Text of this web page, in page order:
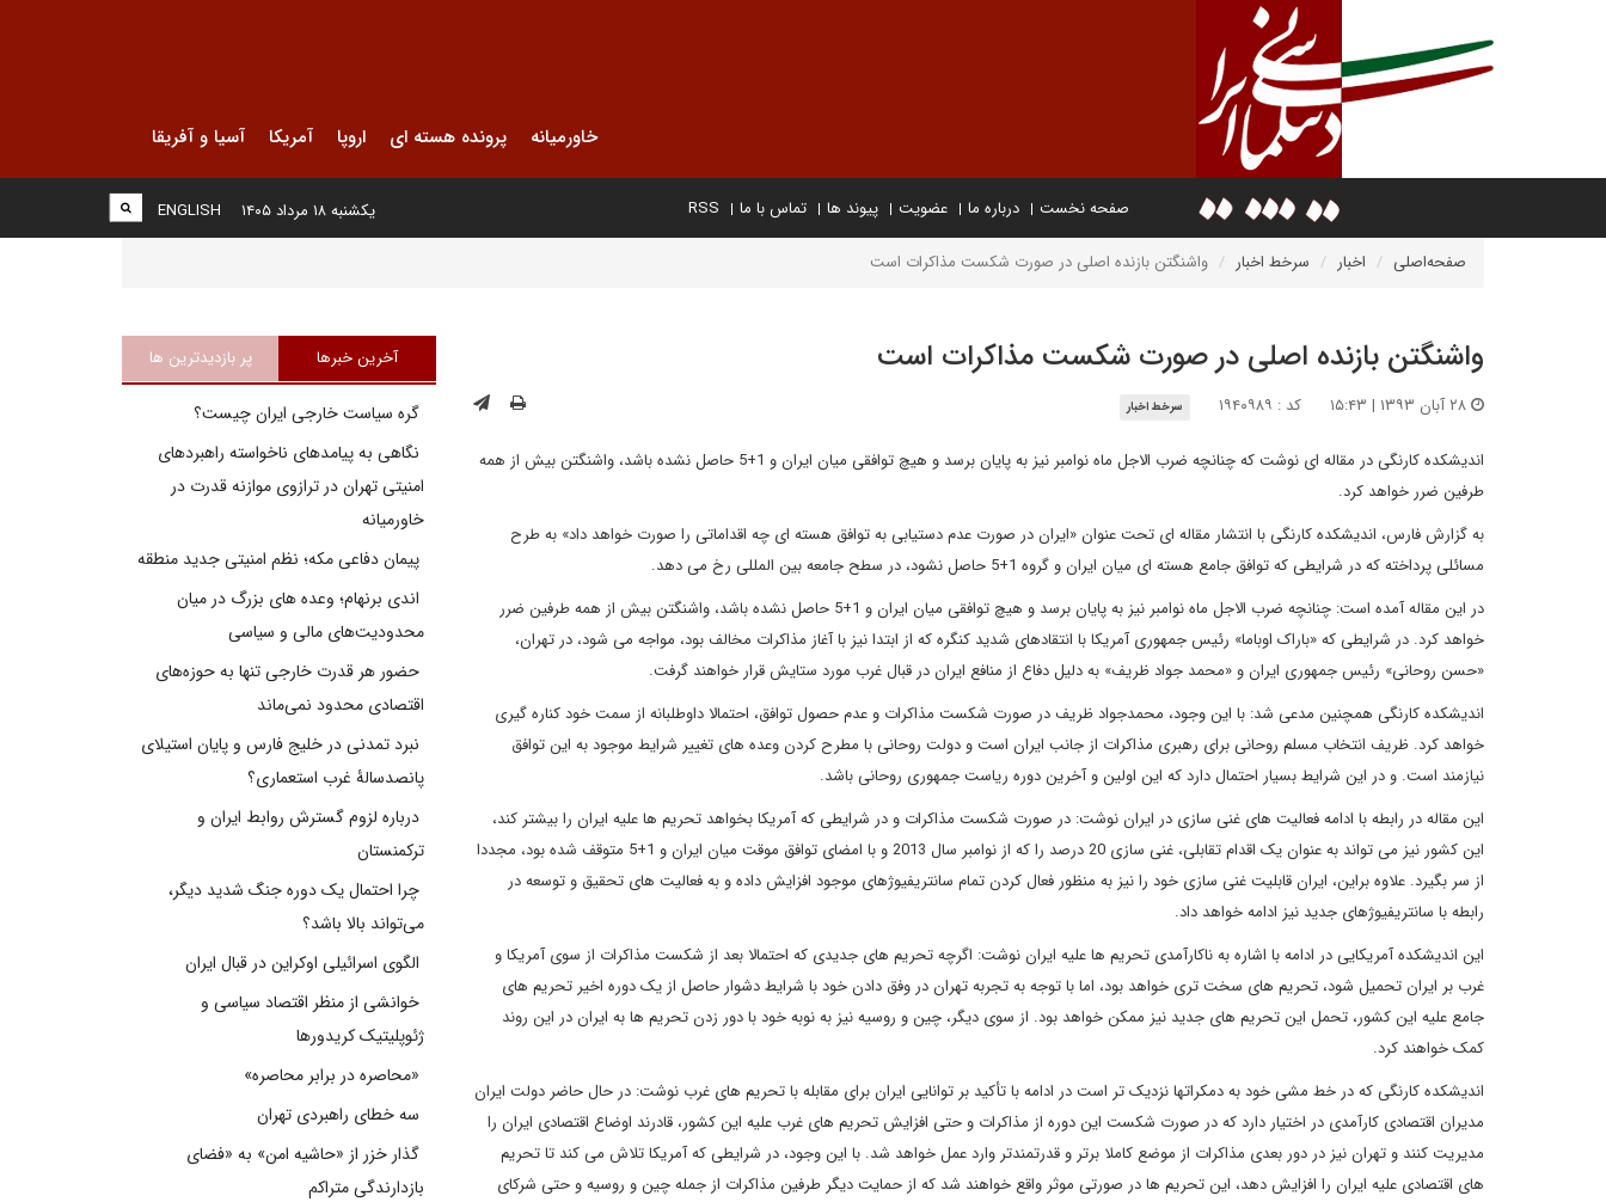
خاورمیانه پرونده هسته ای اروپا آمریکا آسیا و آفریقا
صفحه نخست درباره ما عضویت پیوند ها تماس با ما RSS
ENGLISH یکشنبه ۱۸ مرداد ۱۴۰۵
صفحه‌اصلی اخبار سرخط اخبار واشنگتن بازنده اصلی در صورت شکست مذاکرات است
واشنگتن بازنده اصلی در صورت شکست مذاکرات است
کد : ۱۹۴۰۹۸۹ سرخط اخبار
اندیشکده کارنگی در مقاله ای نوشت که چنانچه ضرب الاجل ماه نوامبر نیز به پایان برسد و هیچ توافقی میان ایران و 1+5 حاصل نشده باشد، واشنگتن بیش از همه
طرفین ضرر خواهد کرد.
به گزارش فارس، اندیشکده کارنگی با انتشار مقاله ای تحت عنوان «ایران در صورت عدم دستیابی به توافق هسته ای چه اقداماتی را صورت خواهد داد» به طرح
مسائلی پرداخته که در شرایطی که توافق جامع هسته ای میان ایران و گروه 1+5 حاصل نشود، در سطح جامعه بین المللی رخ می دهد.
در این مقاله آمده است: چنانچه ضرب الاجل ماه نوامبر نیز به پایان برسد و هیچ توافقی میان ایران و 1+5 حاصل نشده باشد، واشنگتن بیش از همه طرفین ضرر
خواهد کرد. در شرایطی که «باراک اوباما» رئیس جمهوری آمریکا با انتقادهای شدید کنگره که از ابتدا نیز با آغاز مذاکرات مخالف بود، مواجه می شود، در تهران،
«حسن روحانی» رئیس جمهوری ایران و «محمد جواد ظریف» به دلیل دفاع از منافع ایران در قبال غرب مورد ستایش قرار خواهند گرفت.
اندیشکده کارنگی همچنین مدعی شد: با این وجود، محمدجواد ظریف در صورت شکست مذاکرات و عدم حصول توافق، احتمالا داوطلبانه از سمت خود کناره گیری
خواهد کرد. ظریف انتخاب مسلم روحانی برای رهبری مذاکرات از جانب ایران است و دولت روحانی با مطرح کردن وعده های تغییر شرایط موجود به این توافق
نیازمند است. و در این شرایط بسیار احتمال دارد که این اولین و آخرین دوره ریاست جمهوری روحانی باشد.
این مقاله در رابطه با ادامه فعالیت های غنی سازی در ایران نوشت: در صورت شکست مذاکرات و در شرایطی که آمریکا بخواهد تحریم ها علیه ایران را بیشتر کند،
این کشور نیز می تواند به عنوان یک اقدام تقابلی، غنی سازی 20 درصد را که از نوامبر سال 2013 و با امضای توافق موقت میان ایران و 1+5 متوقف شده بود، مجددا
از سر بگیرد. علاوه براین، ایران قابلیت غنی سازی خود را نیز به منظور فعال کردن تمام سانتریفیوژهای موجود افزایش داده و به فعالیت های تحقیق و توسعه در
رابطه با سانتریفیوژهای جدید نیز ادامه خواهد داد.
این اندیشکده آمریکایی در ادامه با اشاره به ناکارآمدی تحریم ها علیه ایران نوشت: اگرچه تحریم های جدیدی که احتمالا بعد از شکست مذاکرات از سوی آمریکا و
غرب بر ایران تحمیل شود، تحریم های سخت تری خواهد بود، اما با توجه به تجربه تهران در وفق دادن خود با شرایط دشوار حاصل از یک دوره اخیر تحریم های
جامع علیه این کشور، تحمل این تحریم های جدید نیز ممکن خواهد بود. از سوی دیگر، چین و روسیه نیز به نوبه خود با دور زدن تحریم ها به ایران در این روند
کمک خواهند کرد.
اندیشکده کارنگی که در خط مشی خود به دمکراتها نزدیک تر است در ادامه با تأکید بر توانایی ایران برای مقابله با تحریم های غرب نوشت: در حال حاضر دولت ایران
مدیران اقتصادی کارآمدی در اختیار دارد که در صورت شکست این دوره از مذاکرات و حتی افزایش تحریم های غرب علیه این کشور، قادرند اوضاع اقتصادی ایران را
مدیریت کنند و تهران نیز در دور بعدی مذاکرات از موضع کاملا برتر و قدرتمندتر وارد عمل خواهد شد. با این وجود، در شرایطی که آمریکا تلاش می کند تا تحریم
های اقتصادی علیه ایران را افزایش دهد، این تحریم ها در صورتی موثر واقع خواهند شد که از حمایت دیگر طرفین مذاکرات از جمله چین و روسیه و حتی شرکای
آخرین خبرها پر بازدیدترین ها
گره سیاست خارجی ایران چیست؟
نگاهی به پیامدهای ناخواسته راهبردهای
امنیتی تهران در ترازوی موازنه قدرت در
خاورمیانه
پیمان دفاعی مکه؛ نظم امنیتی جدید منطقه
اندی برنهام؛ وعده های بزرگ در میان
محدودیت‌های مالی و سیاسی
حضور هر قدرت خارجی تنها به حوزه‌های
اقتصادی محدود نمی‌ماند
نبرد تمدنی در خلیج فارس و پایان استیلای
پانصدسالۀ غرب استعماری؟
درباره لزوم گسترش روابط ایران و
ترکمنستان
چرا احتمال یک دوره جنگ شدید دیگر،
می‌تواند بالا باشد؟
الگوی اسرائیلی اوکراین در قبال ایران
خوانشی از منظر اقتصاد سیاسی و
ژئوپلیتیک کریدورها
«محاصره در برابر محاصره»
سه خطای راهبردی تهران
گذار خزر از «حاشیه امن» به «فضای
بازدارندگی متراکم